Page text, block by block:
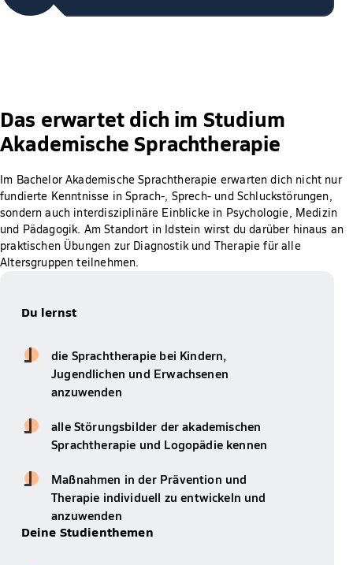
Das erwartet dich im Studium
Akademische Sprachtherapie
Im Bachelor Akademische Sprachtherapie erwarten dich nicht nur
fundierte Kenntnisse in Sprach-, Sprech- und Schluckstörungen,
sondern auch interdisziplinäre Einblicke in Psychologie, Medizin
und Pädagogik. Am Standort in Idstein wirst du darüber hinaus an
praktischen Übungen zur Diagnostik und Therapie für alle
Altersgruppen teilnehmen.
Du lernst
die Sprachtherapie bei Kindern,
Jugendlichen und Erwachsenen
anzuwenden
alle Störungsbilder der akademischen
Sprachtherapie und Logopädie kennen
Maßnahmen in der Prävention und
Therapie individuell zu entwickeln und
anzuwenden
Deine Studienthemen